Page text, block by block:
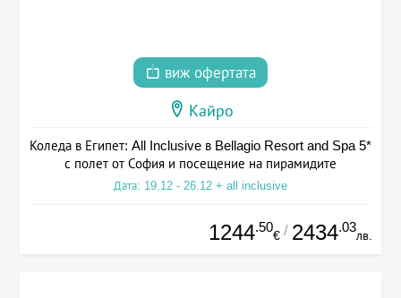
виж офертата
Кайро
Коледа в Египет: All Inclusive в Bellagio Resort and Spa 5*
с полет от София и посещение на пирамидите
Дата: 19.12 - 26.12 + all inclusive
1244.50
€ / 2434.03
лв.